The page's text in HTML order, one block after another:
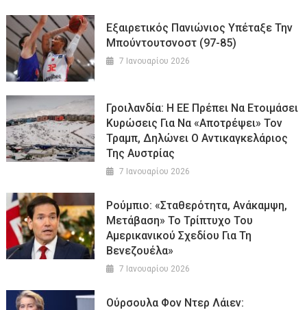
Εξαιρετικός Πανιώνιος Υπέταξε Την
Μπούντουτσνοστ (97-85)
7 Ιανουαρίου 2026
Γροιλανδία: Η ΕΕ Πρέπει Να Ετοιμάσει
Κυρώσεις Για Να «αποτρέψει» Τον
Τραμπ, Δηλώνει Ο Αντικαγκελάριος
Της Αυστρίας
7 Ιανουαρίου 2026
Ρούμπιο: «Σταθερότητα, Ανάκαμψη,
Μετάβαση» Το Τρίπτυχο Του
Αμερικανικού Σχεδίου Για Τη
Βενεζουέλα»
7 Ιανουαρίου 2026
Ούρσουλα Φον Ντερ Λάιεν: